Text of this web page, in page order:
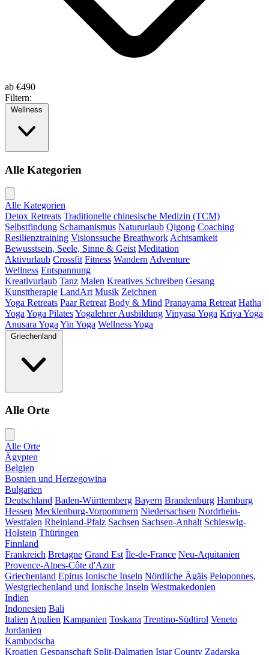
ab €490
Filtern:
Wellness
Alle Kategorien
Alle Kategorien
Detox Retreats Traditionelle chinesische Medizin (TCM)
Selbstfindung Schamanismus Natururlaub Qigong Coaching
Resilienztraining Visionssuche Breathwork Achtsamkeit
Bewusstsein, Seele, Sinne & Geist Meditation
Aktivurlaub Crossfit Fitness Wandern Adventure
Wellness Entspannung
Kreativurlaub Tanz Malen Kreatives Schreiben Gesang
Kunsttherapie LandArt Musik Zeichnen
Yoga Retreats Paar Retreat Body & Mind Pranayama Retreat Hatha
Yoga Yoga PilatesYogalehrer Ausbildung Vinyasa Yoga Kriya Yoga
Anusara Yoga Yin Yoga Wellness Yoga
Griechenland
Alle Orte
Alle Orte
Ägypten
Belgien
Bosnien und Herzegowina
Bulgarien
Deutschland Baden-Württemberg Bayern Brandenburg Hamburg
Hessen Mecklenburg-Vorpommern Niedersachsen Nordrhein-
Westfalen Rheinland-Pfalz Sachsen Sachsen-Anhalt Schleswig-
Holstein Thüringen
Finnland
Frankreich Bretagne Grand Est Île-de-France Neu-Aquitanien
Provence-Alpes-Côte d'Azur
Griechenland Epirus Ionische Inseln Nördliche Ägäis Peloponnes,
Westgriechenland und Ionische Inseln Westmakedonien
Indien
Indonesien Bali
Italien Apulien Kampanien Toskana Trentino-Südtirol Veneto
Jordanien
Kambodscha
Kroatien Gespanschaft Split-Dalmatien Istar County Zadarska